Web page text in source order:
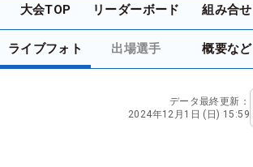
大会TOP リーダーボード 組み合せ
ライブフォト 出場選手 概要など
データ最終更新：
2024年12月1日 (日) 15:59